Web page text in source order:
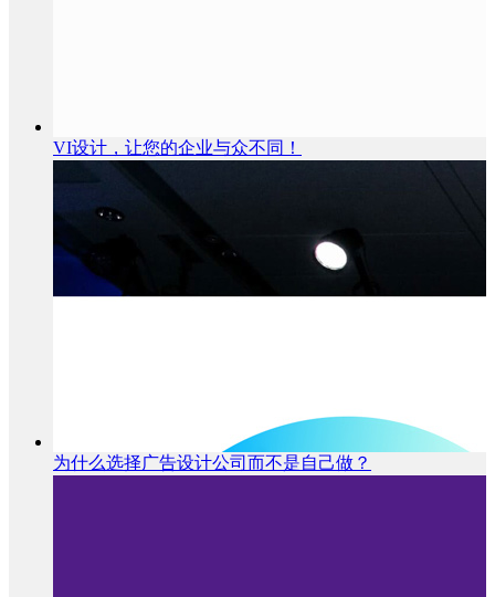
VI设计，让您的企业与众不同！
为什么选择广告设计公司而不是自己做？